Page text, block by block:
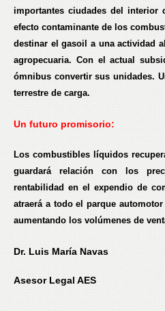
importantes ciudades del
efecto contaminante de los
destinar el gasoil a una actividad
agropecuaria. Con el actual
ómnibus convertir sus unidades.
terrestre de carga.
Un futuro promisorio:
Los combustibles líquidos
guardará relación con los
rentabilidad en el expendio de
atraerá a todo el parque
aumentando los volúmenes de
Dr. Luis María Navas
Asesor Legal AES